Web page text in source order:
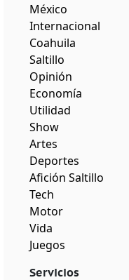
México
Internacional
Coahuila
Saltillo
Opinión
Economía
Utilidad
Show
Artes
Deportes
Afición Saltillo
Tech
Motor
Vida
Juegos
Servicios